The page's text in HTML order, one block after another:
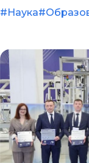
#Наука